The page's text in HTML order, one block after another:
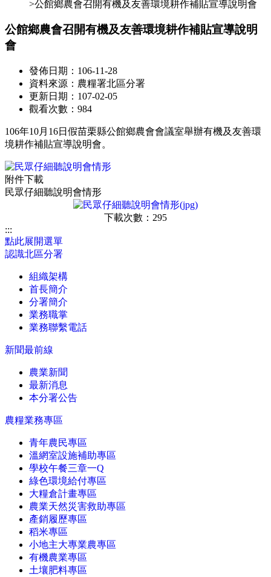
>公館鄉農會召開有機及友善環境耕作補貼宣導說明會
公館鄉農會召開有機及友善環境耕作補貼宣導說明
會
發佈日期：106-11-28
資料來源：農糧署北區分署
更新日期：107-02-05
觀看次數：984
106年10月16日假苗栗縣公館鄉農會會議室舉辦有機及友善環
境耕作補貼宣導說明會。
附件下載
民眾仔細聽說明會情形
下載次數：295
:::
點此展開選單
認識北區分署
組織架構
首長簡介
分署簡介
業務職掌
業務聯繫電話
新聞最前線
農業新聞
最新消息
本分署公告
農糧業務專區
青年農民專區
溫網室設施補助專區
學校午餐三章一Q
綠色環境給付專區
大糧倉計畫專區
農業天然災害救助專區
產銷履歷專區
稻米專區
小地主大專業農專區
有機農業專區
土壤肥料專區